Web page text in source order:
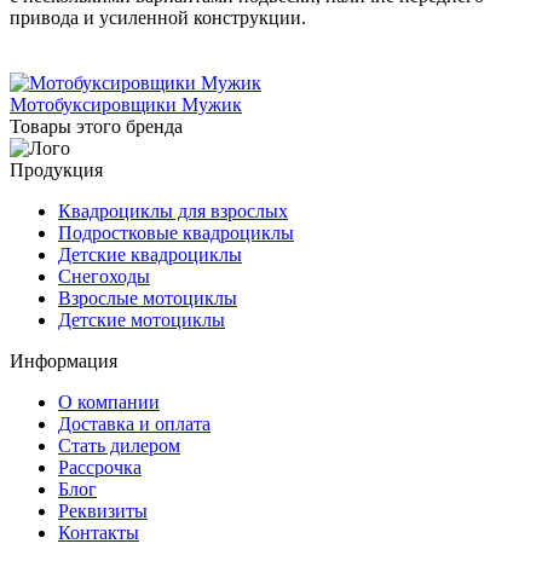
привода и усиленной конструкции.
Мотобуксировщики Мужик
Товары этого бренда
Продукция
Квадроциклы для взрослых
Подростковые квадроциклы
Детские квадроциклы
Снегоходы
Взрослые мотоциклы
Детские мотоциклы
Информация
О компании
Доставка и оплата
Стать дилером
Рассрочка
Блог
Реквизиты
Контакты